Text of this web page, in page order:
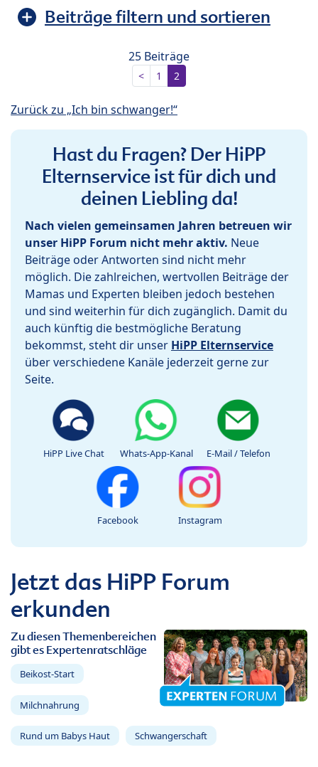
Beiträge filtern und sortieren
25 Beiträge
< 1 2
Zurück zu „Ich bin schwanger!“
Hast du Fragen? Der HiPP
Elternservice ist für dich und
deinen Liebling da!
Nach vielen gemeinsamen Jahren betreuen wir
unser HiPP Forum nicht mehr aktiv. Neue
Beiträge oder Antworten sind nicht mehr
möglich. Die zahlreichen, wertvollen Beiträge der
Mamas und Experten bleiben jedoch bestehen
und sind weiterhin für dich zugänglich. Damit du
auch künftig die bestmögliche Beratung
bekommst, steht dir unser HiPP Elternservice
über verschiedene Kanäle jederzeit gerne zur
Seite.
HiPP Live Chat Whats-App-Kanal E-Mail / Telefon
Facebook Instagram
Jetzt das HiPP Forum
erkunden
Zu diesen Themenbereichen
gibt es Expertenratschläge
Beikost-Start
Milchnahrung
Rund um Babys Haut Schwangerschaft